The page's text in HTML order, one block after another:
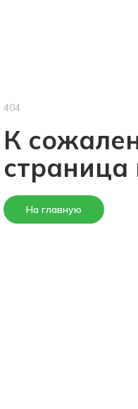
404
К
страница
На главную